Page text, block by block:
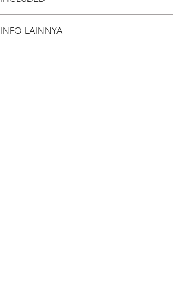
INFO LAINNYA